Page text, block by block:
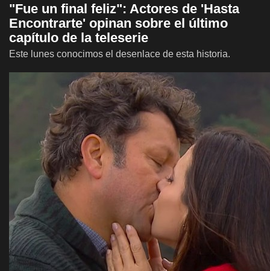
"Fue un final feliz": Actores de 'Hasta
Encontrarte' opinan sobre el último
capítulo de la teleserie
Este lunes conocimos el desenlace de esta historia.